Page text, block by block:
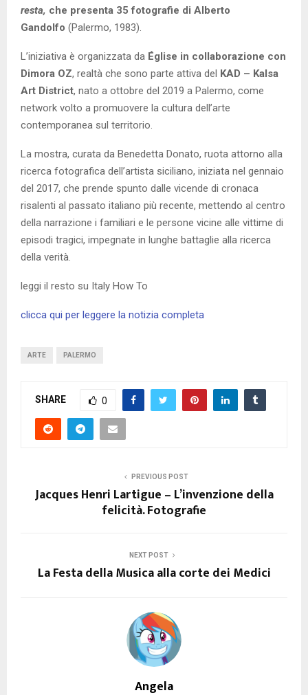
resta, che presenta 35 fotografie di Alberto
Gandolfo (Palermo, 1983).
L’iniziativa è organizzata da Église in collaborazione con
Dimora OZ, realtà che sono parte attiva del KAD – Kalsa
Art District, nato a ottobre del 2019 a Palermo, come
network volto a promuovere la cultura dell’arte
contemporanea sul territorio.
La mostra, curata da Benedetta Donato, ruota attorno alla
ricerca fotografica dell’artista siciliano, iniziata nel gennaio
del 2017, che prende spunto dalle vicende di cronaca
risalenti al passato italiano più recente, mettendo al centro
della narrazione i familiari e le persone vicine alle vittime di
episodi tragici, impegnate in lunghe battaglie alla ricerca
della verità.
leggi il resto su Italy How To
clicca qui per leggere la notizia completa
ARTE PALERMO
SHARE 0
PREVIOUS POST
Jacques Henri Lartigue – L’invenzione della
felicità. Fotografie
NEXT POST
La Festa della Musica alla corte dei Medici
Angela